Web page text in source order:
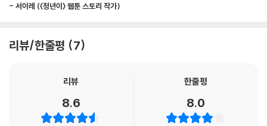
회복되는지는 고통에 대한 개인의 반응과 그 고통 유형이 무엇인지에 따라
남발하면 이야기가 신파극으로 변해버린다. 감정적 반응의 크기가 원인이
--- 「작가들을 위한 마지막 제언」 중에서
52가지 서스펜스 유형 전격 분석
기폭제가 짜릿한 긴장감을 선사하는 것은 맞지만, 그렇다고 아무 곳에나
마구잡이로 삽입하다 보면 신파극으로 변해버리기 십상이다. 독자를 매료
전략을 어떻게 펼쳐가야 하는지 기초부터 차근차근 소개한다. 이야기를 강
하게 밀고 나가야 하는 지점과 기폭제 사용을 피해야 하는 지점, 이를 효과
적으로 보여주기 위한 6단계 플롯 구조 모형을 따라 이야기를 설계하다 보
- 서이레 (〈정년이〉 웹툰 스토리 작가)
리뷰/한줄평 7
리뷰
8.6
한줄평
8.0